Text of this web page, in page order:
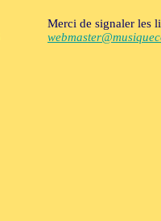
Merci de signaler les